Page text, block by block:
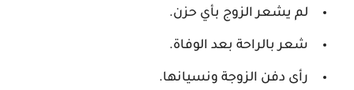
لم يشعر الزوج بأي حزن.
شعر بالراحة بعد الوفاة.
رأى دفن الزوجة ونسيانها.